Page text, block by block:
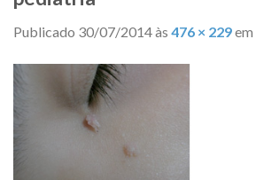
Publicado 30/07/2014às 476 × 229em